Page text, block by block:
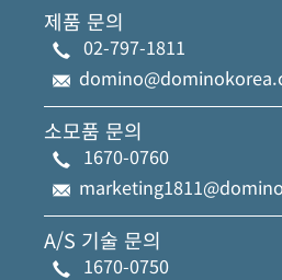
제품 문의
02-797-1811
소모품 문의
1670-0760
A/S 기술 문의
1670-0750